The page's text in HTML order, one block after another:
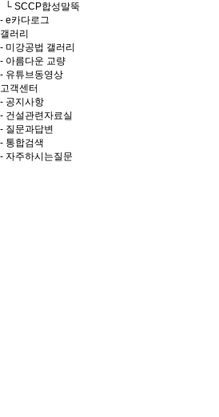
└ SCCP합성말뚝
- e카다로그
갤러리
- 미강공법 갤러리
- 아름다운 교량
- 유튜브동영상
고객센터
- 공지사항
- 건설관련자료실
- 질문과답변
- 통합검색
- 자주하시는질문